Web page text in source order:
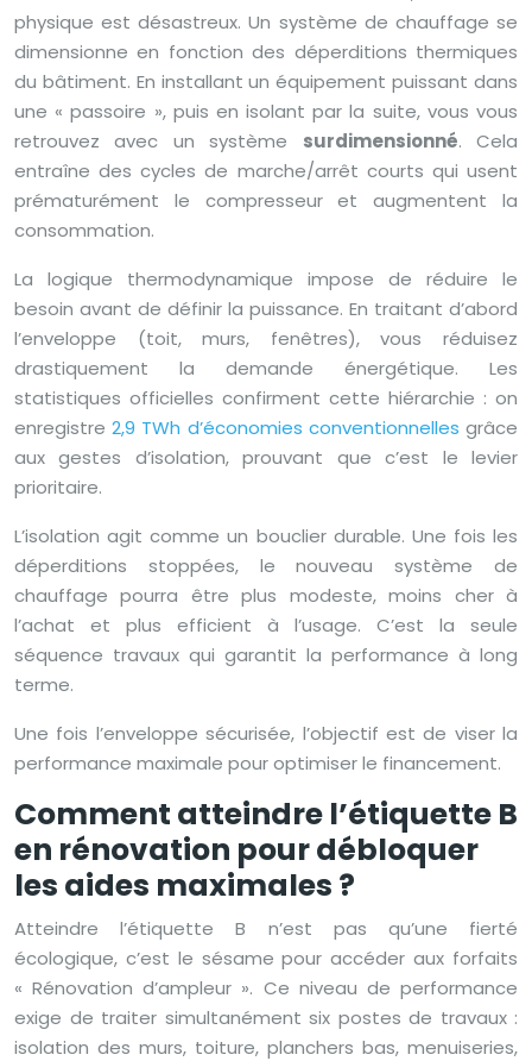
physique est désastreux. Un système de chauffage se
dimensionne en fonction des déperditions thermiques
du bâtiment. En installant un équipement puissant dans
une « passoire », puis en isolant par la suite, vous vous
retrouvez avec un système surdimensionné. Cela
entraîne des cycles de marche/arrêt courts qui usent
prématurément le compresseur et augmentent la
consommation.
La logique thermodynamique impose de réduire le
besoin avant de définir la puissance. En traitant d’abord
l’enveloppe (toit, murs, fenêtres), vous réduisez
drastiquement la demande énergétique. Les
statistiques officielles confirment cette hiérarchie : on
enregistre2,9 TWh d’économies conventionnelles grâce
aux gestes d’isolation, prouvant que c’est le levier
prioritaire.
L’isolation agit comme un bouclier durable. Une fois les
déperditions stoppées, le nouveau système de
chauffage pourra être plus modeste, moins cher à
l’achat et plus efficient à l’usage. C’est la seule
séquence travaux qui garantit la performance à long
terme.
Une fois l’enveloppe sécurisée, l’objectif est de viser la
performance maximale pour optimiser le financement.
Comment atteindre l’étiquette B
en rénovation pour débloquer
les aides maximales ?
Atteindre l’étiquette B n’est pas qu’une fierté
écologique, c’est le sésame pour accéder aux forfaits
« Rénovation d’ampleur ». Ce niveau de performance
exige de traiter simultanément six postes de travaux :
isolation des murs, toiture, planchers bas, menuiseries,